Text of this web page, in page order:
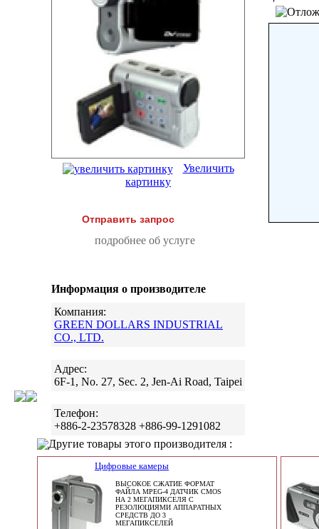
Увеличить
картинку
Отправить запрос
подробнее об услуге
Информация о производителе
Компания:
GREEN DOLLARS INDUSTRIAL
CO., LTD.
Адрес:
6F-1, No. 27, Sec. 2, Jen-Ai Road, Taipei
Телефон:
+886-2-23578328 +886-99-1291082
Другие товары этого производителя :
Цифровые камеры
ВЫСОКОЕ СЖАТИЕ ФОРМАТ
ФАЙЛА MPEG-4 ДАТЧИК CMOS
НА 2 МЕГАПИКСЕЛЯ С
РЕЗОЛЮЦИЯМИ АППАРАТНЫХ
СРЕДСТВ ДО 3
МЕГАПИКСЕЛЕЙ